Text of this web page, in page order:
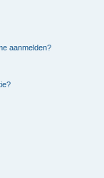
aanmelden?